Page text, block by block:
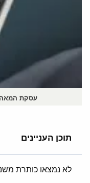
עסקת
תוכן העניינים
לא נמצאו כותרת